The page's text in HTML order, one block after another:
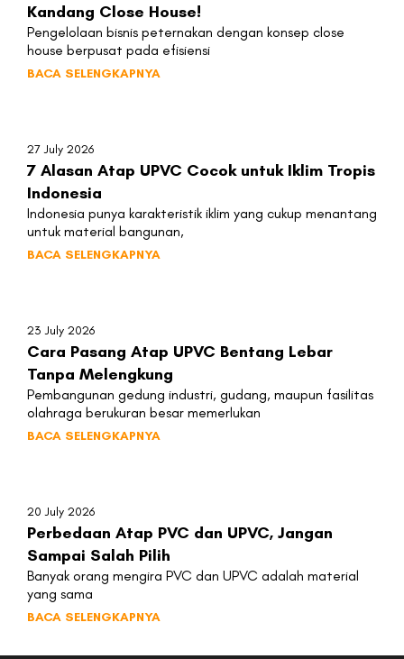
Kandang Close House!
Pengelolaan bisnis peternakan dengan konsep close
house berpusat pada efisiensi
BACA SELENGKAPNYA
27 July 2026
7 Alasan Atap UPVC Cocok untuk Iklim Tropis
Indonesia
Indonesia punya karakteristik iklim yang cukup menantang
untuk material bangunan,
BACA SELENGKAPNYA
23 July 2026
Cara Pasang Atap UPVC Bentang Lebar
Tanpa Melengkung
Pembangunan gedung industri, gudang, maupun fasilitas
olahraga berukuran besar memerlukan
BACA SELENGKAPNYA
20 July 2026
Perbedaan Atap PVC dan UPVC, Jangan
Sampai Salah Pilih
Banyak orang mengira PVC dan UPVC adalah material
yang sama
BACA SELENGKAPNYA